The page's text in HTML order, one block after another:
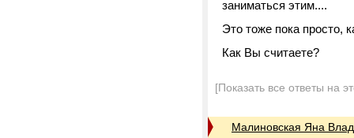
заниматься этим....
Это тоже пока просто,
Как Вы считаете?
[Показать все ответы на
Малиновская Яна